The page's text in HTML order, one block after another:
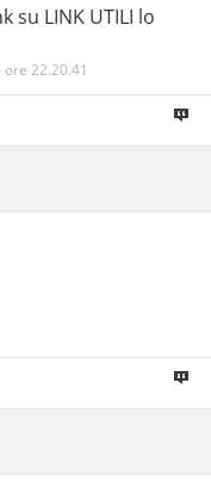
su LINK UTILI lo
ore 22.20.41